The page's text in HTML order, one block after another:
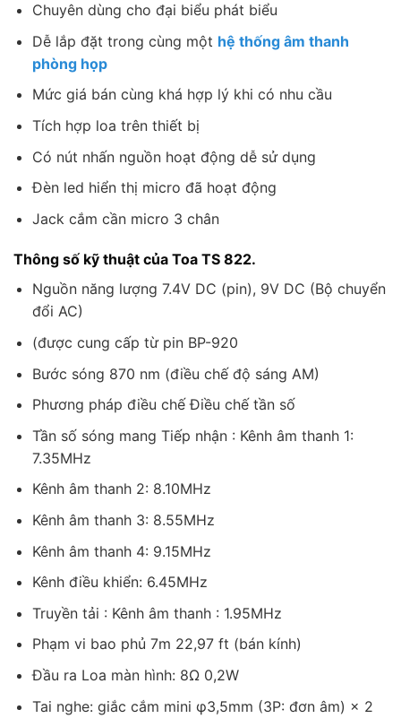
Chuyên dùng cho đại biểu phát biểu
Dễ lắp đặt trong cùng một hệ thống âm thanh
phòng họp
Mức giá bán cùng khá hợp lý khi có nhu cầu
Tích hợp loa trên thiết bị
Có nút nhấn nguồn hoạt động dễ sử dụng
Đèn led hiển thị micro đã hoạt động
Jack cắm cần micro 3 chân
Thông số kỹ thuật của Toa TS 822.
Nguồn năng lượng 7.4V DC (pin), 9V DC (Bộ chuyển
đổi AC)
(được cung cấp từ pin BP-920
Bước sóng 870 nm (điều chế độ sáng AM)
Phương pháp điều chế Điều chế tần số
Tần số sóng mang Tiếp nhận : Kênh âm thanh 1:
7.35MHz
Kênh âm thanh 2: 8.10MHz
Kênh âm thanh 3: 8.55MHz
Kênh âm thanh 4: 9.15MHz
Kênh điều khiển: 6.45MHz
Truyền tải : Kênh âm thanh : 1.95MHz
Phạm vi bao phủ 7m 22,97 ft (bán kính)
Đầu ra Loa màn hình: 8Ω 0,2W
Tai nghe: giắc cắm mini φ3,5mm (3P: đơn âm) × 2